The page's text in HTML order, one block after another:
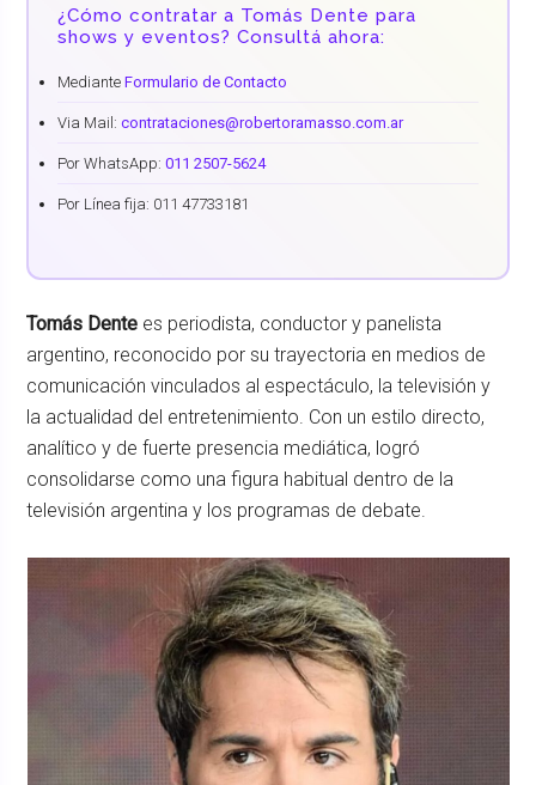
¿Cómo contratar a Tomás Dente para
shows y eventos? Consultá ahora:
Mediante Formulario de Contacto
Via Mail: contrataciones@robertoramasso.com.ar
Por WhatsApp: 011 2507-5624
Por Línea fija: 011 47733181
Tomás Dente es periodista, conductor y panelista
argentino, reconocido por su trayectoria en medios de
comunicación vinculados al espectáculo, la televisión y
la actualidad del entretenimiento. Con un estilo directo,
analítico y de fuerte presencia mediática, logró
consolidarse como una figura habitual dentro de la
televisión argentina y los programas de debate.